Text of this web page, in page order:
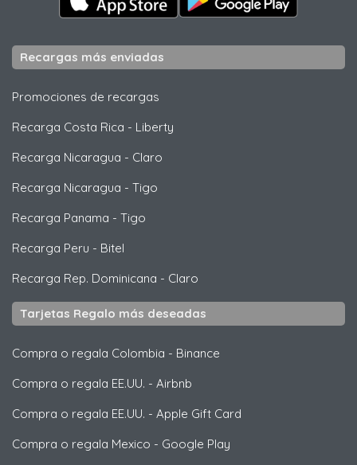
Recargas más enviadas
Promociones de recargas
Recarga Costa Rica - Liberty
Recarga Nicaragua - Claro
Recarga Nicaragua - Tigo
Recarga Panama - Tigo
Recarga Peru - Bitel
Recarga Rep. Dominicana - Claro
Tarjetas Regalo más deseadas
Compra o regala Colombia - Binance
Compra o regala EE.UU. - Airbnb
Compra o regala EE.UU. - Apple Gift Card
Compra o regala Mexico - Google Play